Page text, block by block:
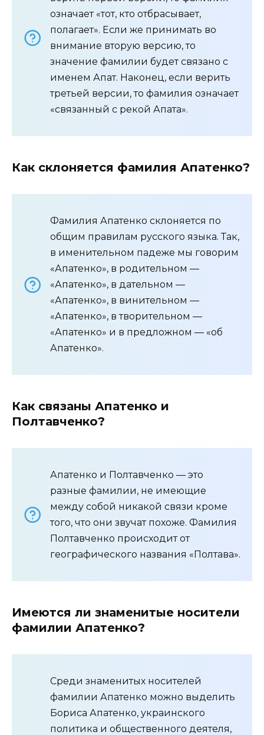
означает «тот, кто отбрасывает,
полагает». Если же принимать во
внимание вторую версию, то
значение фамилии будет связано с
именем Апат. Наконец, если верить
третьей версии, то фамилия означает
«связанный с рекой Апата».
Как склоняется фамилия Апатенко?
Фамилия Апатенко склоняется по
общим правилам русского языка. Так,
в именительном падеже мы говорим
«Апатенко», в родительном —
«Апатенко», в дательном —
«Апатенко», в винительном —
«Апатенко», в творительном —
«Апатенко» и в предложном — «об
Апатенко».
Как связаны Апатенко и
Полтавченко?
Апатенко и Полтавченко — это
разные фамилии, не имеющие
между собой никакой связи кроме
того, что они звучат похоже. Фамилия
Полтавченко происходит от
географического названия «Полтава».
Имеются ли знаменитые носители
фамилии Апатенко?
Среди знаменитых носителей
фамилии Апатенко можно выделить
Бориса Апатенко, украинского
политика и общественного деятеля,